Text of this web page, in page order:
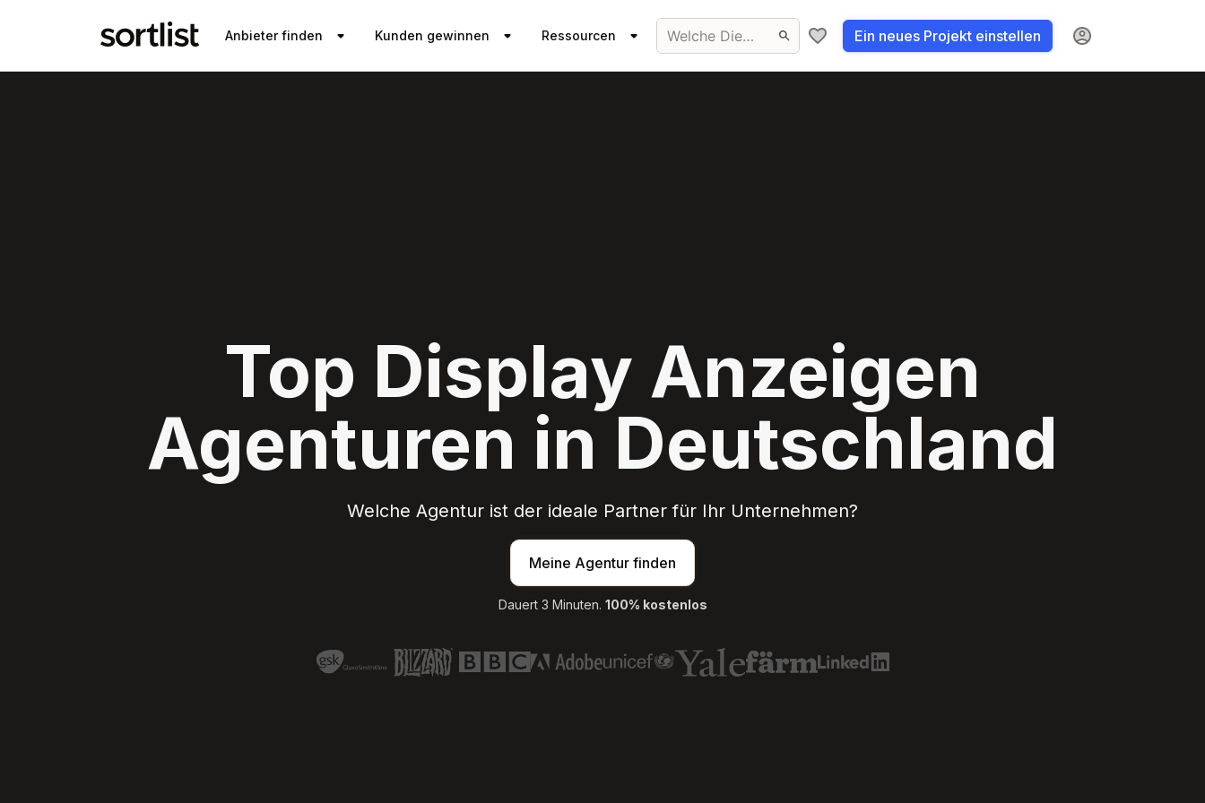
Anbieter finden Kunden gewinnen Ressourcen Welche Dienstleistung? Ein neues Projekt einstellen
Top Display Anzeigen
Agenturen in Deutschland
Welche Agentur ist der ideale Partner für Ihr Unternehmen?
Meine Agentur finden
Dauert 3 Minuten. 100% kostenlos